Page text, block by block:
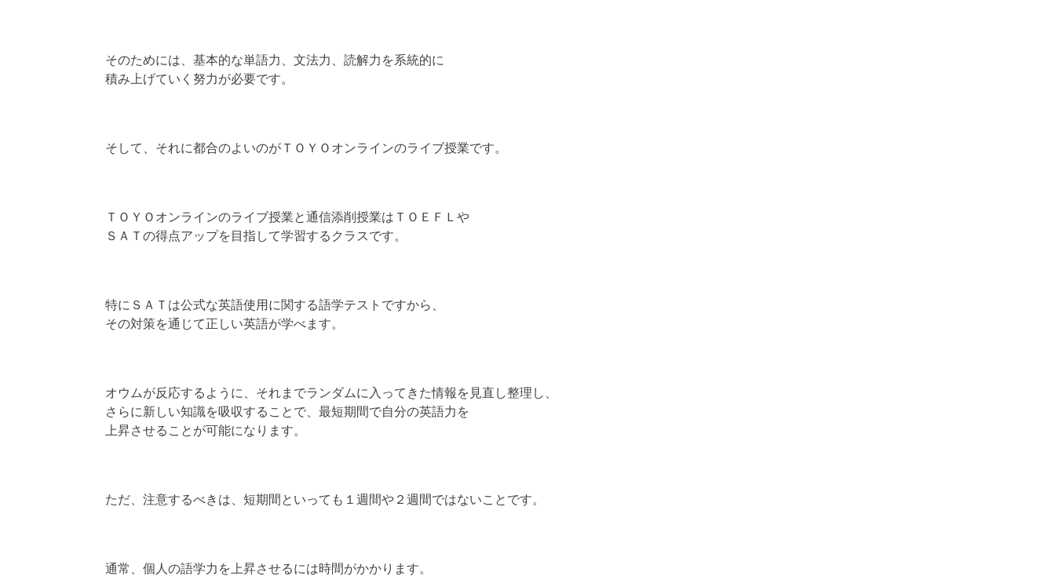
そのためには、基本的な単語力、文法力、読解力を系統的に
積み上げていく努力が必要です。
そして、それに都合のよいのがＴＯＹＯオンラインのライブ授業です。
ＴＯＹＯオンラインのライブ授業と通信添削授業はＴＯＥＦＬや
ＳＡＴの得点アップを目指して学習するクラスです。
特にＳＡＴは公式な英語使用に関する語学テストですから、
その対策を通じて正しい英語が学べます。
オウムが反応するように、それまでランダムに入ってきた情報を見直し整理し、
さらに新しい知識を吸収することで、最短期間で自分の英語力を
上昇させることが可能になります。
ただ、注意するべきは、短期間といっても１週間や２週間ではないことです。
通常、個人の語学力を上昇させるには時間がかかります。